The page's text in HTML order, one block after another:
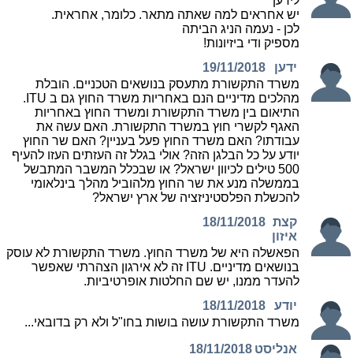
יש אחראים למה שאתה מתאר. כלומר, אחראית.
לכן - נעמה הניג הביתה
מספיק ודי ביזיונות!
ידען
19/11/2018
משרד התקשורת מתעסק בנושאים הטכניים. הובלת
מהלכים מדיניים הנם באחריות משרד החוץ גם ב ITU.
התיאום בין משרד התקשורת ומשרד החוץ באחריות
האגף לקשרי חוץ במשרד התקשורת. האם עשה את
עבודתו? האם משרד החוץ פעל בעניין? האם שר החוץ
יודע על כל הבלגן הזה? אולי בגלל זה העזתים העזו להעיף
500 טילים לכיוון ישראל? או שבכלל המשבר המתבשל
בממשלה מנע את שר החוץ מלהוביל מהלך בינלאומי
להכשלת הפלסטיניזציה של ארץ ישראל?
קצת
איזון
18/11/2018
הפאשלה היא של משרד החוץ. משרד התקשורת לא עוסק
בנושאים מדיניים. ITU זה לא אירגון הצהרתי שאפשר
להעדר ממנו, יש שם החלטות אופרטיביות.
יודע
18/11/2018
משרד התקשורת עושה בושות בחו"ל ולא רק בדובאי...
אנליסט 18/11/2018